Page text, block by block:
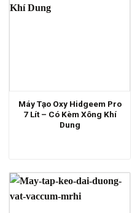
Máy Tạo Oxy Hidgeem Pro
7 Lít – Có Kèm Xông Khí
Dung